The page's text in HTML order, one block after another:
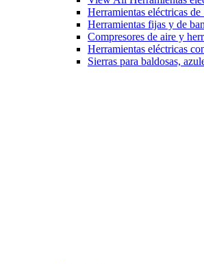
Herramientas eléctricas
Herramientas fijas y de
Compresores de aire y
Herramientas eléctricas
Sierras para baldosas,